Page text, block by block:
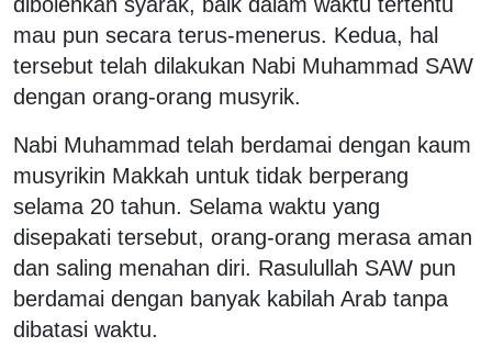
mau pun secara terus-menerus. Kedua, hal
tersebut telah dilakukan Nabi Muhammad SAW
dengan orang-orang musyrik.
Nabi Muhammad telah berdamai dengan kaum
musyrikin Makkah untuk tidak berperang
selama 20 tahun. Selama waktu yang
disepakati tersebut, orang-orang merasa aman
dan saling menahan diri. Rasulullah SAW pun
berdamai dengan banyak kabilah Arab tanpa
dibatasi waktu.